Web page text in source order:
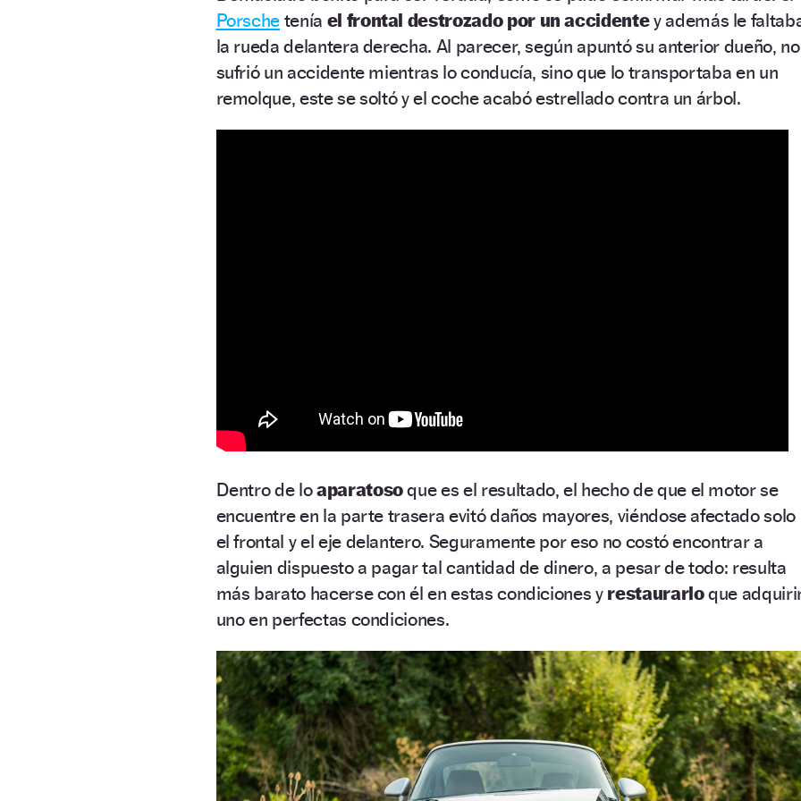
Porsche tenía el frontal destrozado por un accidentey además le
la rueda delantera derecha. Al parecer, según apuntó su anterior dueño, no
sufrió un accidente mientras lo conducía, sino que lo transportaba en un
remolque, este se soltó y el coche acabó estrellado contra un árbol.
Dentro de loaparatosoque es el resultado, el hecho de que el motor se
encuentre en la parte trasera evitó daños mayores, viéndose afectado solo
el frontal y el eje delantero. Seguramente por eso no costó encontrar a
alguien dispuesto a pagar tal cantidad de dinero, a pesar de todo: resulta
más barato hacerse con él en estas condiciones y restaurarloque
uno en perfectas condiciones.